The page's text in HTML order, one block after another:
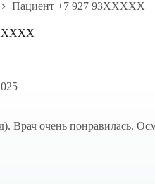
Пациент +7 927 93XXXXX
Врач очень понравилась.